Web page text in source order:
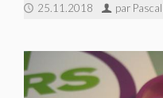
25.11.2018 par